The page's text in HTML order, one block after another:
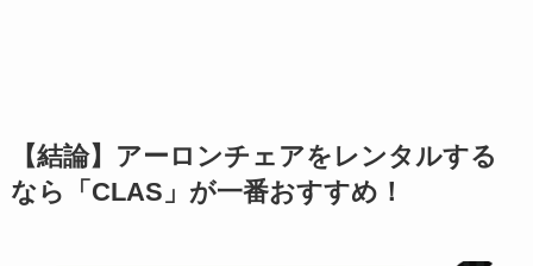
【結論】アーロンチェアをレンタルする
なら「CLAS」が一番おすすめ！